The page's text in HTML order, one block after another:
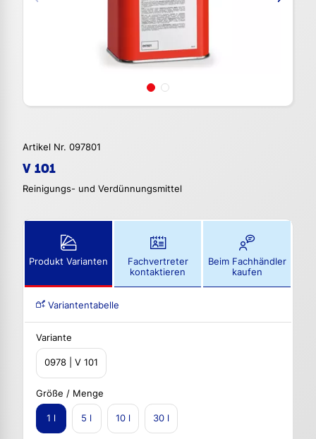
Artikel Nr. 097801
V 101
Reinigungs- und Verdünnungsmittel
Produkt Varianten
Fachvertreter
kontaktieren
Beim Fachhändler
kaufen
Variantentabelle
Variante
0978 | V 101
Größe / Menge
1 l 5 l 10 l 30 l